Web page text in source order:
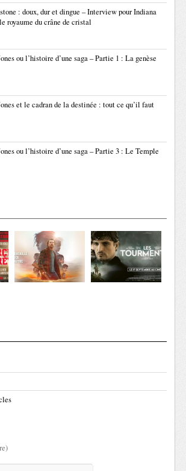
: doux, dur et dingue – Interview pour Indiana
royaume du crâne de cristal
ou l’histoire d’une saga – Partie 1 : La genèse
et le cadran de la destinée : tout ce qu’il faut
ou l’histoire d’une saga – Partie 3 : Le Temple